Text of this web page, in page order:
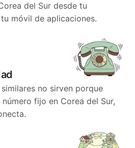
del Sur desde tu
móvil de aplicaciones.
no sirven porque
fijo en Corea del Sur,